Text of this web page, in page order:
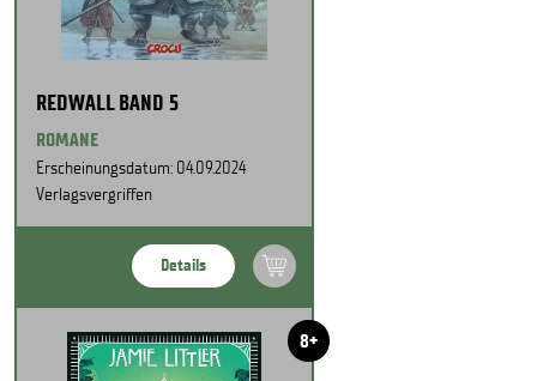
REDWALL BAND 5
ROMANE
Erscheinungsdatum: 04.09.2024
Verlagsvergriffen
Details
8+